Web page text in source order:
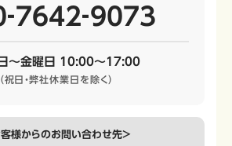
～金曜日 10:00～17:00
（祝日・弊社休業日を除く）
様からのお問い合わせ先＞